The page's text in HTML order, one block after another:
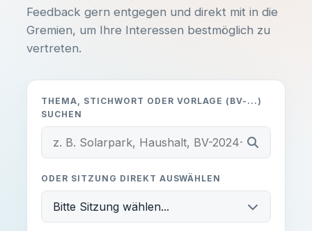
Feedback gern entgegen und direkt mit in die
Gremien, um Ihre Interessen bestmöglich zu
vertreten.
THEMA, STICHWORT ODER VORLAGE (BV-...)
SUCHEN
ODER SITZUNG DIREKT AUSWÄHLEN
Bitte Sitzung wählen...